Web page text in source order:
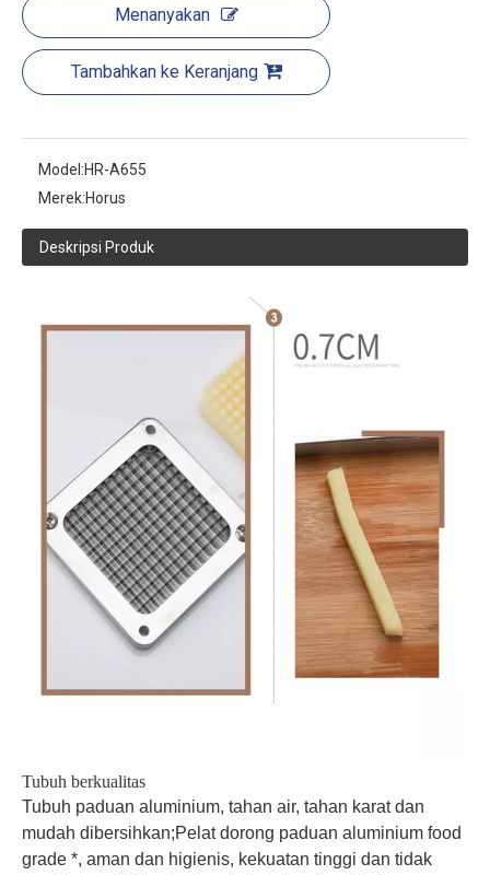
Menanyakan
Tambahkan ke Keranjang
Model:HR-A655
Merek:Horus
Deskripsi Produk
Tubuh berkualitas
Tubuh paduan aluminium, tahan air, tahan karat dan
mudah dibersihkan;Pelat dorong paduan aluminium food
grade *, aman dan higienis, kekuatan tinggi dan tidak